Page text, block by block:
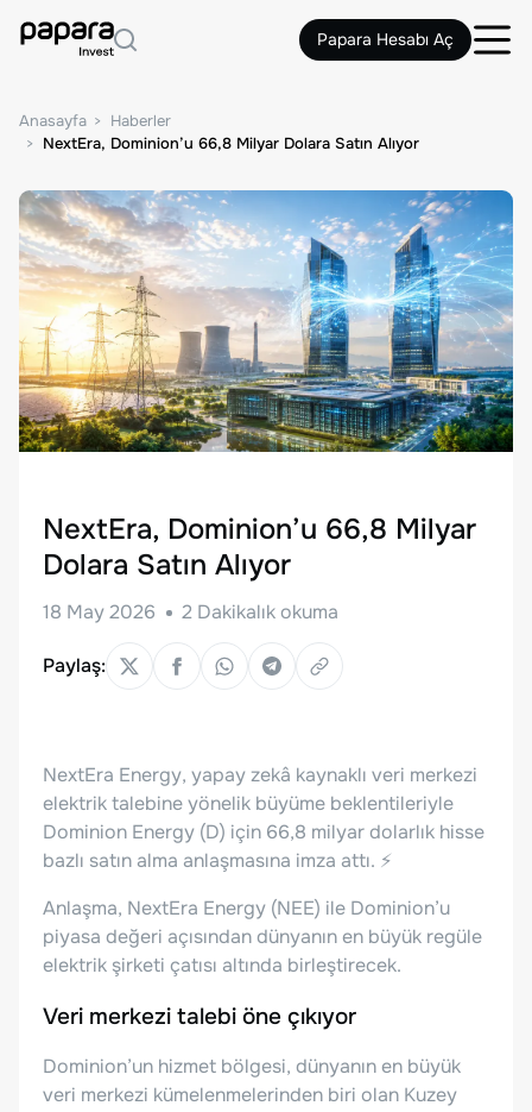
Papara Hesabı Aç
Anasayfa
Haberler
NextEra, Dominion’u 66,8 Milyar Dolara Satın Alıyor
NextEra, Dominion’u 66,8 Milyar
Dolara Satın Alıyor
18 May 2026 2 Dakikalık okuma
Paylaş:
NextEra Energy, yapay zekâ kaynaklı veri merkezi
elektrik talebine yönelik büyüme beklentileriyle
Dominion Energy (D) için 66,8 milyar dolarlık hisse
bazlı satın alma anlaşmasına imza attı. ⚡
Anlaşma, NextEra Energy (NEE) ile Dominion’u
piyasa değeri açısından dünyanın en büyük regüle
elektrik şirketi çatısı altında birleştirecek.
Veri merkezi talebi öne çıkıyor
Dominion’un hizmet bölgesi, dünyanın en büyük
veri merkezi kümelenmelerinden biri olan Kuzey